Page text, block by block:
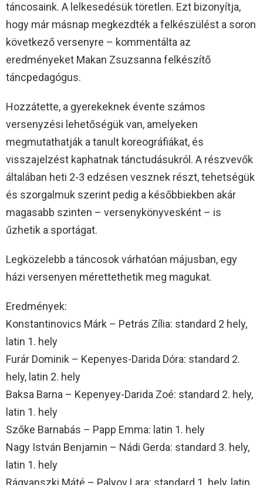
táncosaink. A lelkesedésük töretlen. Ezt bizonyítja,
hogy már másnap megkezdték a felkészülést a soron
következő versenyre – kommentálta az
eredményeket Makan Zsuzsanna felkészítő
táncpedagógus.
Hozzátette, a gyerekeknek évente számos
versenyzési lehetőségük van, amelyeken
megmutathatják a tanult koreográfiákat, és
visszajelzést kaphatnak tánctudásukról. A részvevők
általában heti 2-3 edzésen vesznek részt, tehetségük
és szorgalmuk szerint pedig a későbbiekben akár
magasabb szinten – versenykönyvesként – is
űzhetik a sportágat.
Legközelebb a táncosok várhatóan májusban, egy
házi versenyen mérettethetik meg magukat.
Eredmények:
Konstantinovics Márk – Petrás Zília: standard 2 hely,
latin 1. hely
Furár Dominik – Kepenyes-Darida Dóra: standard 2.
hely, latin 2. hely
Baksa Barna – Kepenyey-Darida Zoé: standard 2. hely,
latin 1. hely
Szőke Barnabás – Papp Emma: latin 1. hely
Nagy István Benjamin – Nádi Gerda: standard 3. hely,
latin 1. hely